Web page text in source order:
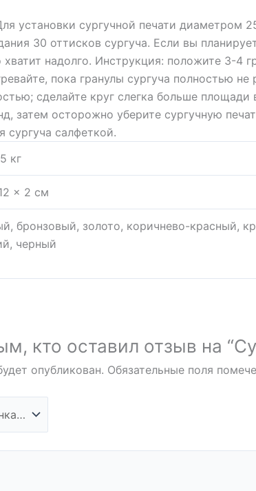
установки сургучной печати диаметром
30 оттисков сургуча. Если вы
надолго. Инструкция: положите 3-4
пока гранулы сургуча полностью
сделайте круг слегка больше
затем осторожно уберите сургучную
сургуча салфеткой.
кг
× 2 см
бронзовый, золото, коричнево-красный,
черный
кто оставил отзыв на
опубликован. Обязательные поля